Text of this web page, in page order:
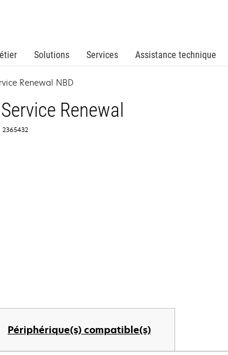
Solutions Services Assistance technique
Renewal NBD
Renewal
2365432
Périphérique(s) compatible(s)